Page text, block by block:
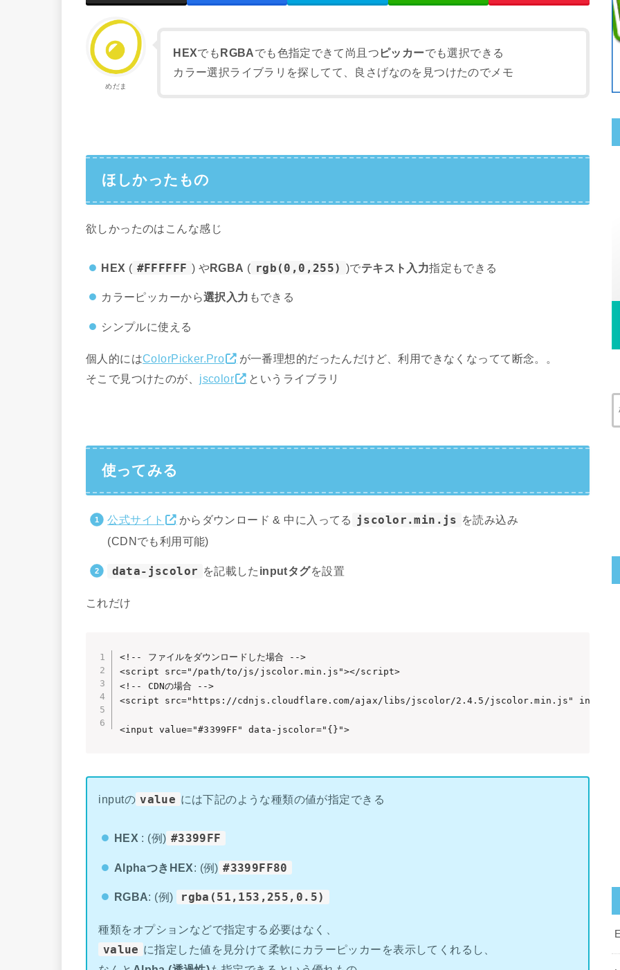
めだま
HEXでも RGBAでも色指定できて尚且つ ピッカーでも選択できる
カラー選択ライブラリを探してて、良さげなのを見つけたのでメモ
ほしかったもの
欲しかったのはこんな感じ
HEX ( #FFFFFF ) やRGBA ( rgb(0,0,255) )でテキスト入力指定もできる
カラーピッカーから選択入力 もできる
シンプルに使える
個人的にはColorPicker.Pro
が一番理想的だったんだけど、利用できなくなってて断念。。
そこで見つけたのが、 jscolor というライブラリ
使ってみる
公式サイト からダウンロード & 中に入ってる jscolor.min.js を読み込み
(CDNでも利用可能)
data-jscolor を記載した inputタグを設置
これだけ
<!-- ファイルをダウンロードした場合 -->
<script src="/path/to/js/jscolor.min.js"></script>
<!-- CDNの場合 -->
<script src="https://cdnjs.cloudflare.com/ajax/libs/jscolor/2.4.5/jscolor.min.js" integrity="sha512-
<input value="#3399FF" data-jscolor="{}">
inputの value には下記のような種類の値が指定できる
HEX : (例) #3399FF
AlphaつきHEX: (例) #3399FF80
RGBA: (例) rgba(51,153,255,0.5)
種類をオプションなどで指定する必要はなく、
value に指定した値を見分けて柔軟にカラーピッカーを表示してくれるし、